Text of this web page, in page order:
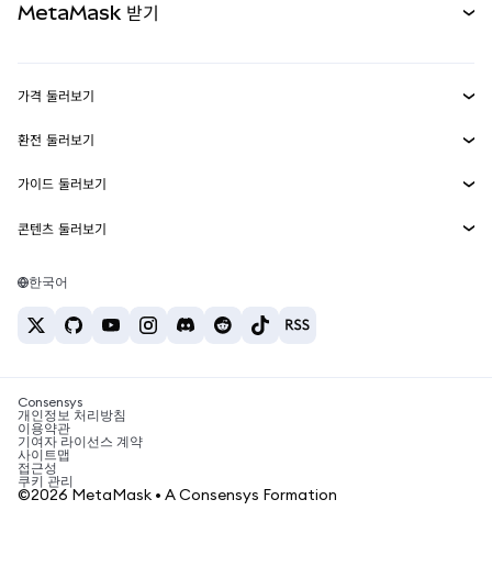
실물자산
MetaMask Connect
Snaps
웹3 서비스
MetaMask 받기
보안
고객 지원
채용
가격 둘러보기
이더리움 가격
솔라나 가격
테더 가격
환전 둘러보기
ETH를 USD로 환전
USDT를 INR로 환전
BTC를 INR로 환전
ETH를 USDT로 환전
가이드 둘러보기
ETH 매수
USDT 매수
SHIB 매수
BNB 매수
콘텐츠 둘러보기
솔라나 지갑
암호화폐 세금 뉴스
암호화폐 매수 방법
비트코인 매도 방법
한국어
Consensys
개인정보 처리방침
이용약관
기여자 라이선스 계약
사이트맵
접근성
쿠키 관리
©2026 MetaMask • A Consensys Formation